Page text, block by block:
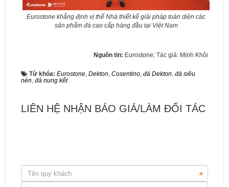
Eurostone khẳng định vị thế Nhà thiết kế giải pháp toàn diện các
sản phẩm đá cao cấp hàng đầu tại Việt Nam
Nguồn tin: Eurostone; Tác giả: Minh Khôi
Từ khóa: Eurostone, Dekton, Cosentino, đá Dekton, đá siêu
nén, đá nung kết
LIÊN HỆ NHẬN BÁO GIÁ/LÀM ĐỐI TÁC